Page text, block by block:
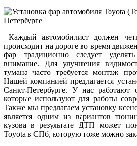
Каждый автомобилист должен
происходит на дороге во время
фар традиционно следует
внимание. Для улучшения
тумана часто требуется монтаж
Нашей компанией предлагается
Санкт-Петербурге. У нас работают
которые используют для работы
Также мы предлагаем установку
является одним из вариантов
кузова в результате ДТП может
Toyota в СПб, которую тоже можно